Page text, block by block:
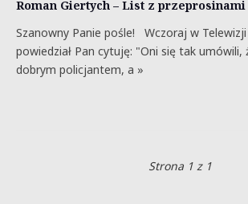
Roman Giertych – List z
Szanowny Panie pośle! Wczoraj w Telewizji
powiedział Pan cytuję: "Oni się tak umówili,
dobrym policjantem, a »
Strona 1 z 1